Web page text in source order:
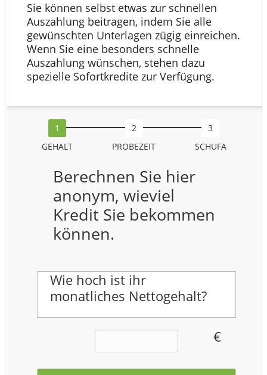
Sie können selbst etwas zur schnellen
Auszahlung beitragen, indem Sie alle
gewünschten Unterlagen zügig einreichen.
Wenn Sie eine besonders schnelle
Auszahlung wünschen, stehen dazu
spezielle Sofortkredite zur Verfügung.
GEHALT PROBEZEIT SCHUFA
Berechnen Sie hier
anonym, wieviel
Kredit Sie bekommen
können.
Wie hoch ist ihr
monatliches Nettogehalt?